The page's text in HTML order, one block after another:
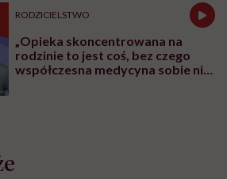
RODZICIELSTWO
„Opieka skoncentrowana na
rodzinie to jest coś, bez czego
współczesna medycyna sobie nie